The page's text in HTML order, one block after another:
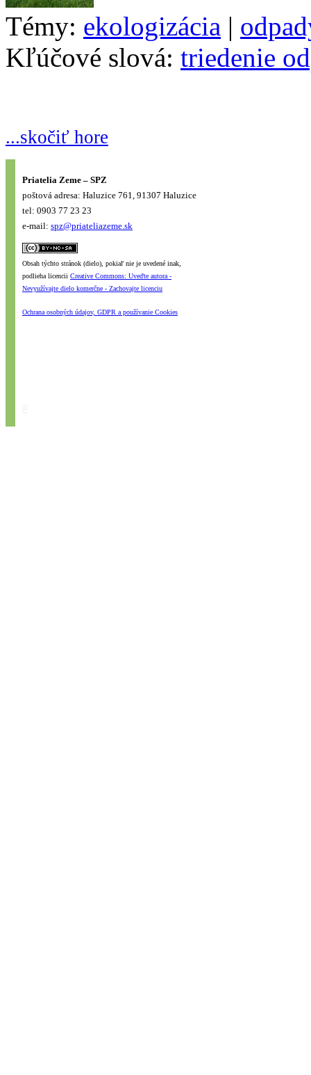
Témy: ekologizácia |
Kľúčové slová: triedenie
...skočiť hore
Priatelia Zeme – SPZ
poštová adresa: Haluzice 761, 91307 Haluzice
tel: 0903 77 23 23
e-mail: spz@priateliazeme.sk
Obsah týchto stránok (dielo), pokiaľ nie je uvedené inak,
podlieha licencii Creative Commons: Uveďte autora -
Nevyužívajte dielo komerčne - Zachovajte licenciu
Ochrana osobných údajov, GDPR a používanie Cookies